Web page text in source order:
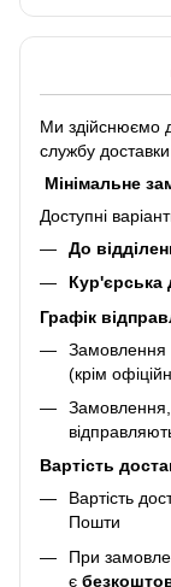
Ми здійснюємо
службу доставки
Мінімальне
Доступні
До
Кур'єрська
Графік
Замовлення
(крім
Вартість
Вартість
Пошти
При
є